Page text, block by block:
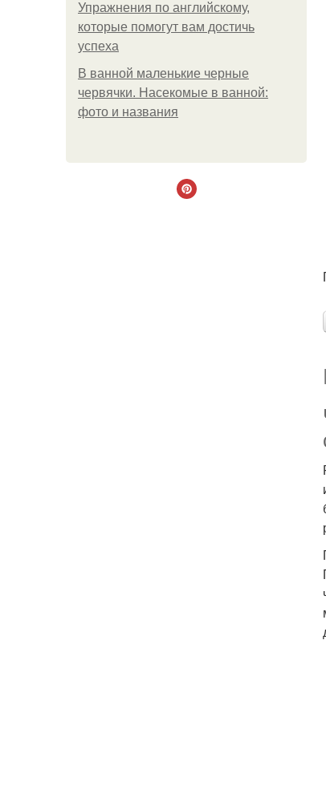
Упражнения по английскому,
которые помогут вам достичь
успеха
В ванной маленькие черные
червячки. Насекомые в ванной:
фото и названия